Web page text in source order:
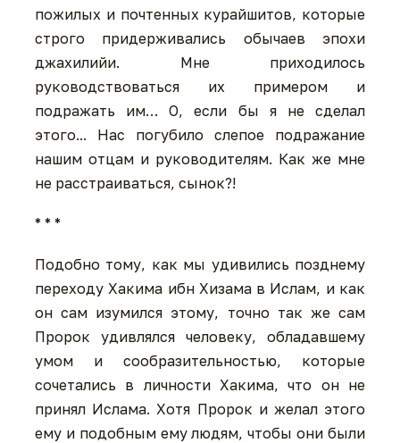
пожилых и почтенных курайшитов, которые
строго придерживались обычаев эпохи
джахилийи. Мне приходилось
руководствоваться их примером и
подражать им… О, если бы я не сделал
этого... Нас погубило слепое подражание
нашим отцам и руководителям. Как же мне
не расстраиваться, сынок?!
* * *
Подобно тому, как мы удивились позднему
переходу Хакима ибн Хизама в Ислам, и как
он сам изумился этому, точно так же сам
Пророк удивлялся человеку, обладавшему
умом и сообразительностью, которые
сочетались в личности Хакима, что он не
принял Ислама. Хотя Пророк и желал этого
ему и подобным ему людям, чтобы они были